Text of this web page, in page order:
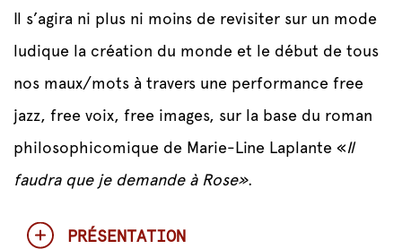
Il s’agira ni plus ni moins de revisiter sur un mode
ludique la création du monde et le début de tous
nos maux/mots à travers une performance free
jazz, free voix, free images, sur la base du roman
philosophicomique de Marie-Line Laplante «Il
faudra que je demande à Rose».
PRÉSENTATION